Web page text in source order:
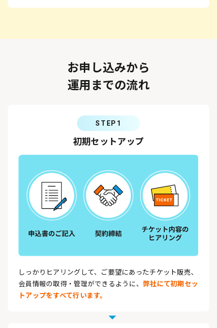
お申し込みから
運用までの流れ
STEP1
初期セットアップ
しっかりヒアリングして、ご要望にあったチケット販売、
会員情報の取得・管理ができるように、弊社にて初期セッ
トアップをすべて行います。